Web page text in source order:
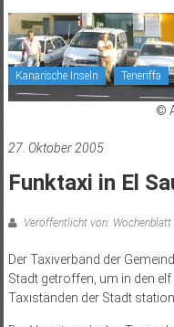
der
Kanarischen
Inseln
Kanarische Inseln Teneriffa
©
27. Oktober 2005
Funktaxi in El
Veröffentlicht von: Wochenblatt
Der Taxiverband der
Stadt getroffen, um in den
Taxiständen der Stadt